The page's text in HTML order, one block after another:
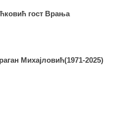
гост Врања
Михајловић(1971-2025)